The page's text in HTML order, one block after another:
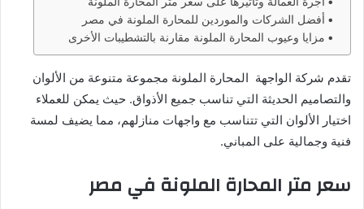
أفضل الشركات والموردين للمحارة الملونة في مصر
مزايا وعيوب المحارة الملونة مقارنة بالتشطيبات الأخرى
تقدم شركة الواجهة المحارة الملونة مجموعة متنوعة من الألوان
والتصاميم الحديثة التي تناسب جميع الأذواق. حيث يمكن للعملاء
اختيار الألوان التي تتناسب مع واجهات منازلهم، مما يضيف لمسة
فنية وجمالية على المباني.
سعر متر المحارة الملونة في مصر